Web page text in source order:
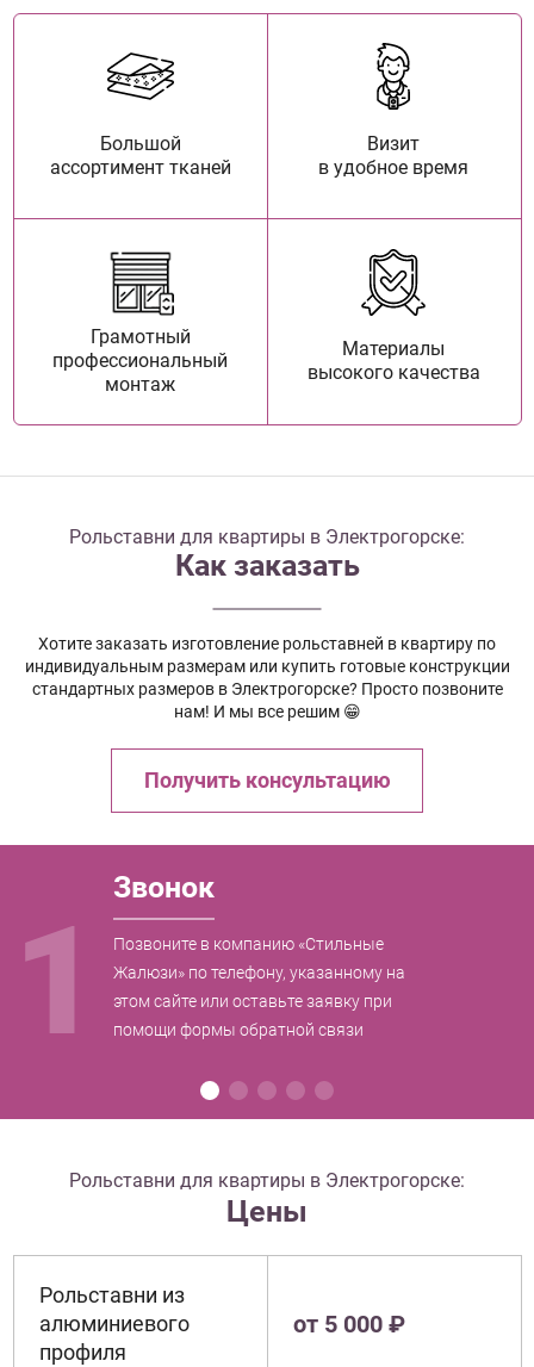
Большой
ассортимент тканей
Визит
в удобное время
Грамотный
профессиональный
монтаж
Материалы
высокого качества
Рольставни для квартиры в Электрогорске:
Как заказать
Хотите заказать изготовление рольставней в квартиру по
индивидуальным размерам или купить готовые конструкции
стандартных размеров в Электрогорске? Просто позвоните
нам! И мы все решим 😁
Получить консультацию
1
Звонок
Позвоните в компанию «Стильные
Жалюзи» по телефону, указанному на
этом сайте или оставьте заявку при
помощи формы обратной связи
Рольставни для квартиры в Электрогорске:
Цены
Рольставни из
алюминиевого
профиля
от 5 000 ₽